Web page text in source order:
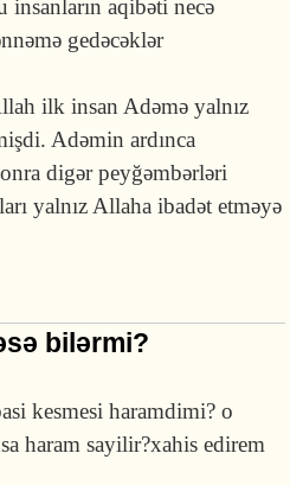
insanların aqibəti necə
gedəcəklər
ilk insan Adəmə yalnız
Adəmin ardınca
digər peyğəmbərləri
yalnız Allaha ibadət etməyə
bilərmi?
kesmesi haramdimi? o
haram sayilir?xahis edirem